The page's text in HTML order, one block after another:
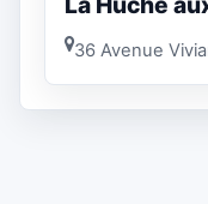
36 Avenue